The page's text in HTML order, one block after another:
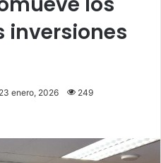
inversiones
23 enero, 2026 249